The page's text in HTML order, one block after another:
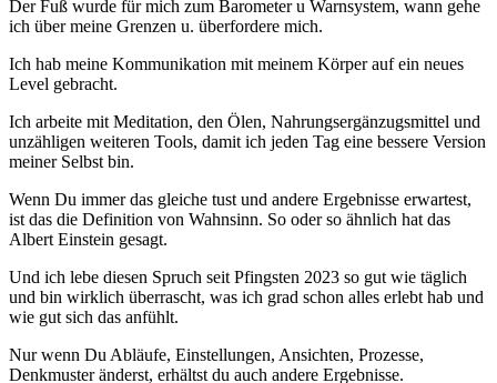
Der Fuß wurde für mich zum Barometer u Warnsystem, wann gehe
ich über meine Grenzen u. überfordere mich.
Ich hab meine Kommunikation mit meinem Körper auf ein neues
Level gebracht.
Ich arbeite mit Meditation, den Ölen, Nahrungsergänzugsmittel und
unzähligen weiteren Tools, damit ich jeden Tag eine bessere Version
meiner Selbst bin.
Wenn Du immer das gleiche tust und andere Ergebnisse erwartest,
ist das die Definition von Wahnsinn. So oder so ähnlich hat das
Albert Einstein gesagt.
Und ich lebe diesen Spruch seit Pfingsten 2023 so gut wie täglich
und bin wirklich überrascht, was ich grad schon alles erlebt hab und
wie gut sich das anfühlt.
Nur wenn Du Abläufe, Einstellungen, Ansichten, Prozesse,
Denkmuster änderst, erhältst du auch andere Ergebnisse.